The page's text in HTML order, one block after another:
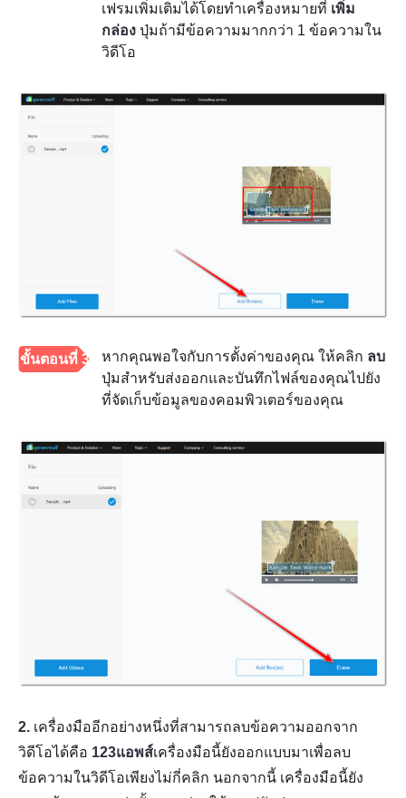
เฟรมเพิ่มเติมได้โดยทำเครื่องหมายที่ เพิ่ม
กล่อง ปุ่มถ้ามีข้อความมากกว่า 1 ข้อความใน
วิดีโอ
ขั้นตอนที่ 3 หากคุณพอใจกับการตั้งค่าของคุณ ให้คลิก ลบ
ปุ่มสำหรับส่งออกและบันทึกไฟล์ของคุณไปยัง
ที่จัดเก็บข้อมูลของคอมพิวเตอร์ของคุณ
2. เครื่องมืออีกอย่างหนึ่งที่สามารถลบข้อความออกจาก
วิดีโอได้คือ 123แอพส์เครื่องมือนี้ยังออกแบบมาเพื่อลบ
ข้อความในวิดีโอเพียงไม่กี่คลิก นอกจากนี้ เครื่องมือนี้ยัง